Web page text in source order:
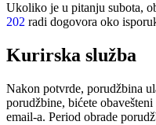
Ukoliko je u pitanju subota,
202 radi dogovora oko
Kurirska služba
Nakon potvrde, porudžbina
porudžbine, bićete
email-a. Period obrade